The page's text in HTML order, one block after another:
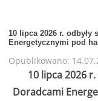
10 lipca 2026 r. odbyły
Energetycznymi pod
Opublikowano:
10 lipca 2026
Doradcami